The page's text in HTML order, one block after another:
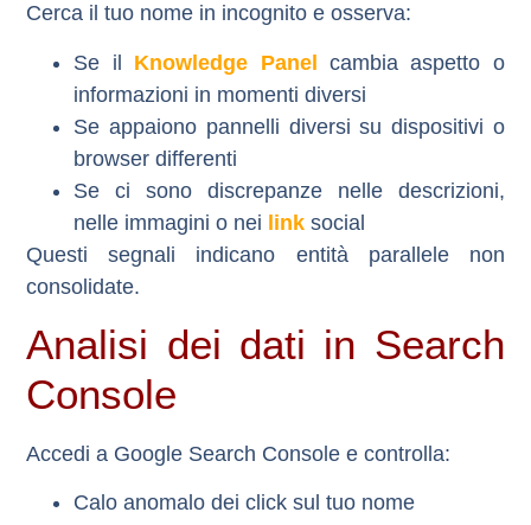
Cerca il tuo nome in incognito e osserva:
Se il Knowledge Panel cambia aspetto o
informazioni in momenti diversi
Se appaiono pannelli diversi su dispositivi o
browser differenti
Se ci sono discrepanze nelle descrizioni,
nelle immagini o nei link social
Questi segnali indicano entità parallele non
consolidate.
Analisi dei dati in Search
Console
Accedi a Google Search Console e controlla:
Calo anomalo dei click sul tuo nome